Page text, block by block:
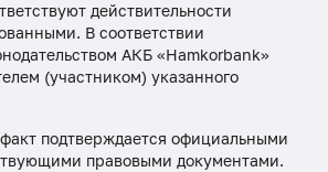
действительности
В соответствии
АКБ «Hamkorbank»
(участником) указанного
подтверждается официальными
правовыми документами.